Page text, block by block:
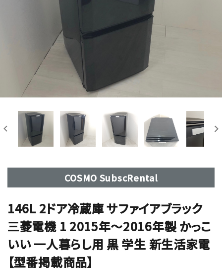
COSMO SubscRental
146L 2ドア冷蔵庫 サファイアブラック
三菱電機 1 2015年〜2016年製 かっこ
いい 一人暮らし用 黒 学生 新生活家電
【型番掲載商品】